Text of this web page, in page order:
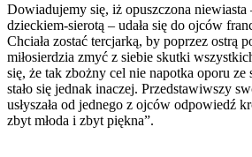
Dowiadujemy się, iż opuszczona niewiasta
dzieckiem-sierotą – udała się do ojców
Chciała zostać tercjarką, by poprzez ostrą
miłosierdzia zmyć z siebie skutki
się, że tak zbożny cel nie napotka oporu
stało się jednak inaczej. Przedstawiwszy
usłyszała od jednego z ojców odpowiedź
zbyt młoda i zbyt piękna”.